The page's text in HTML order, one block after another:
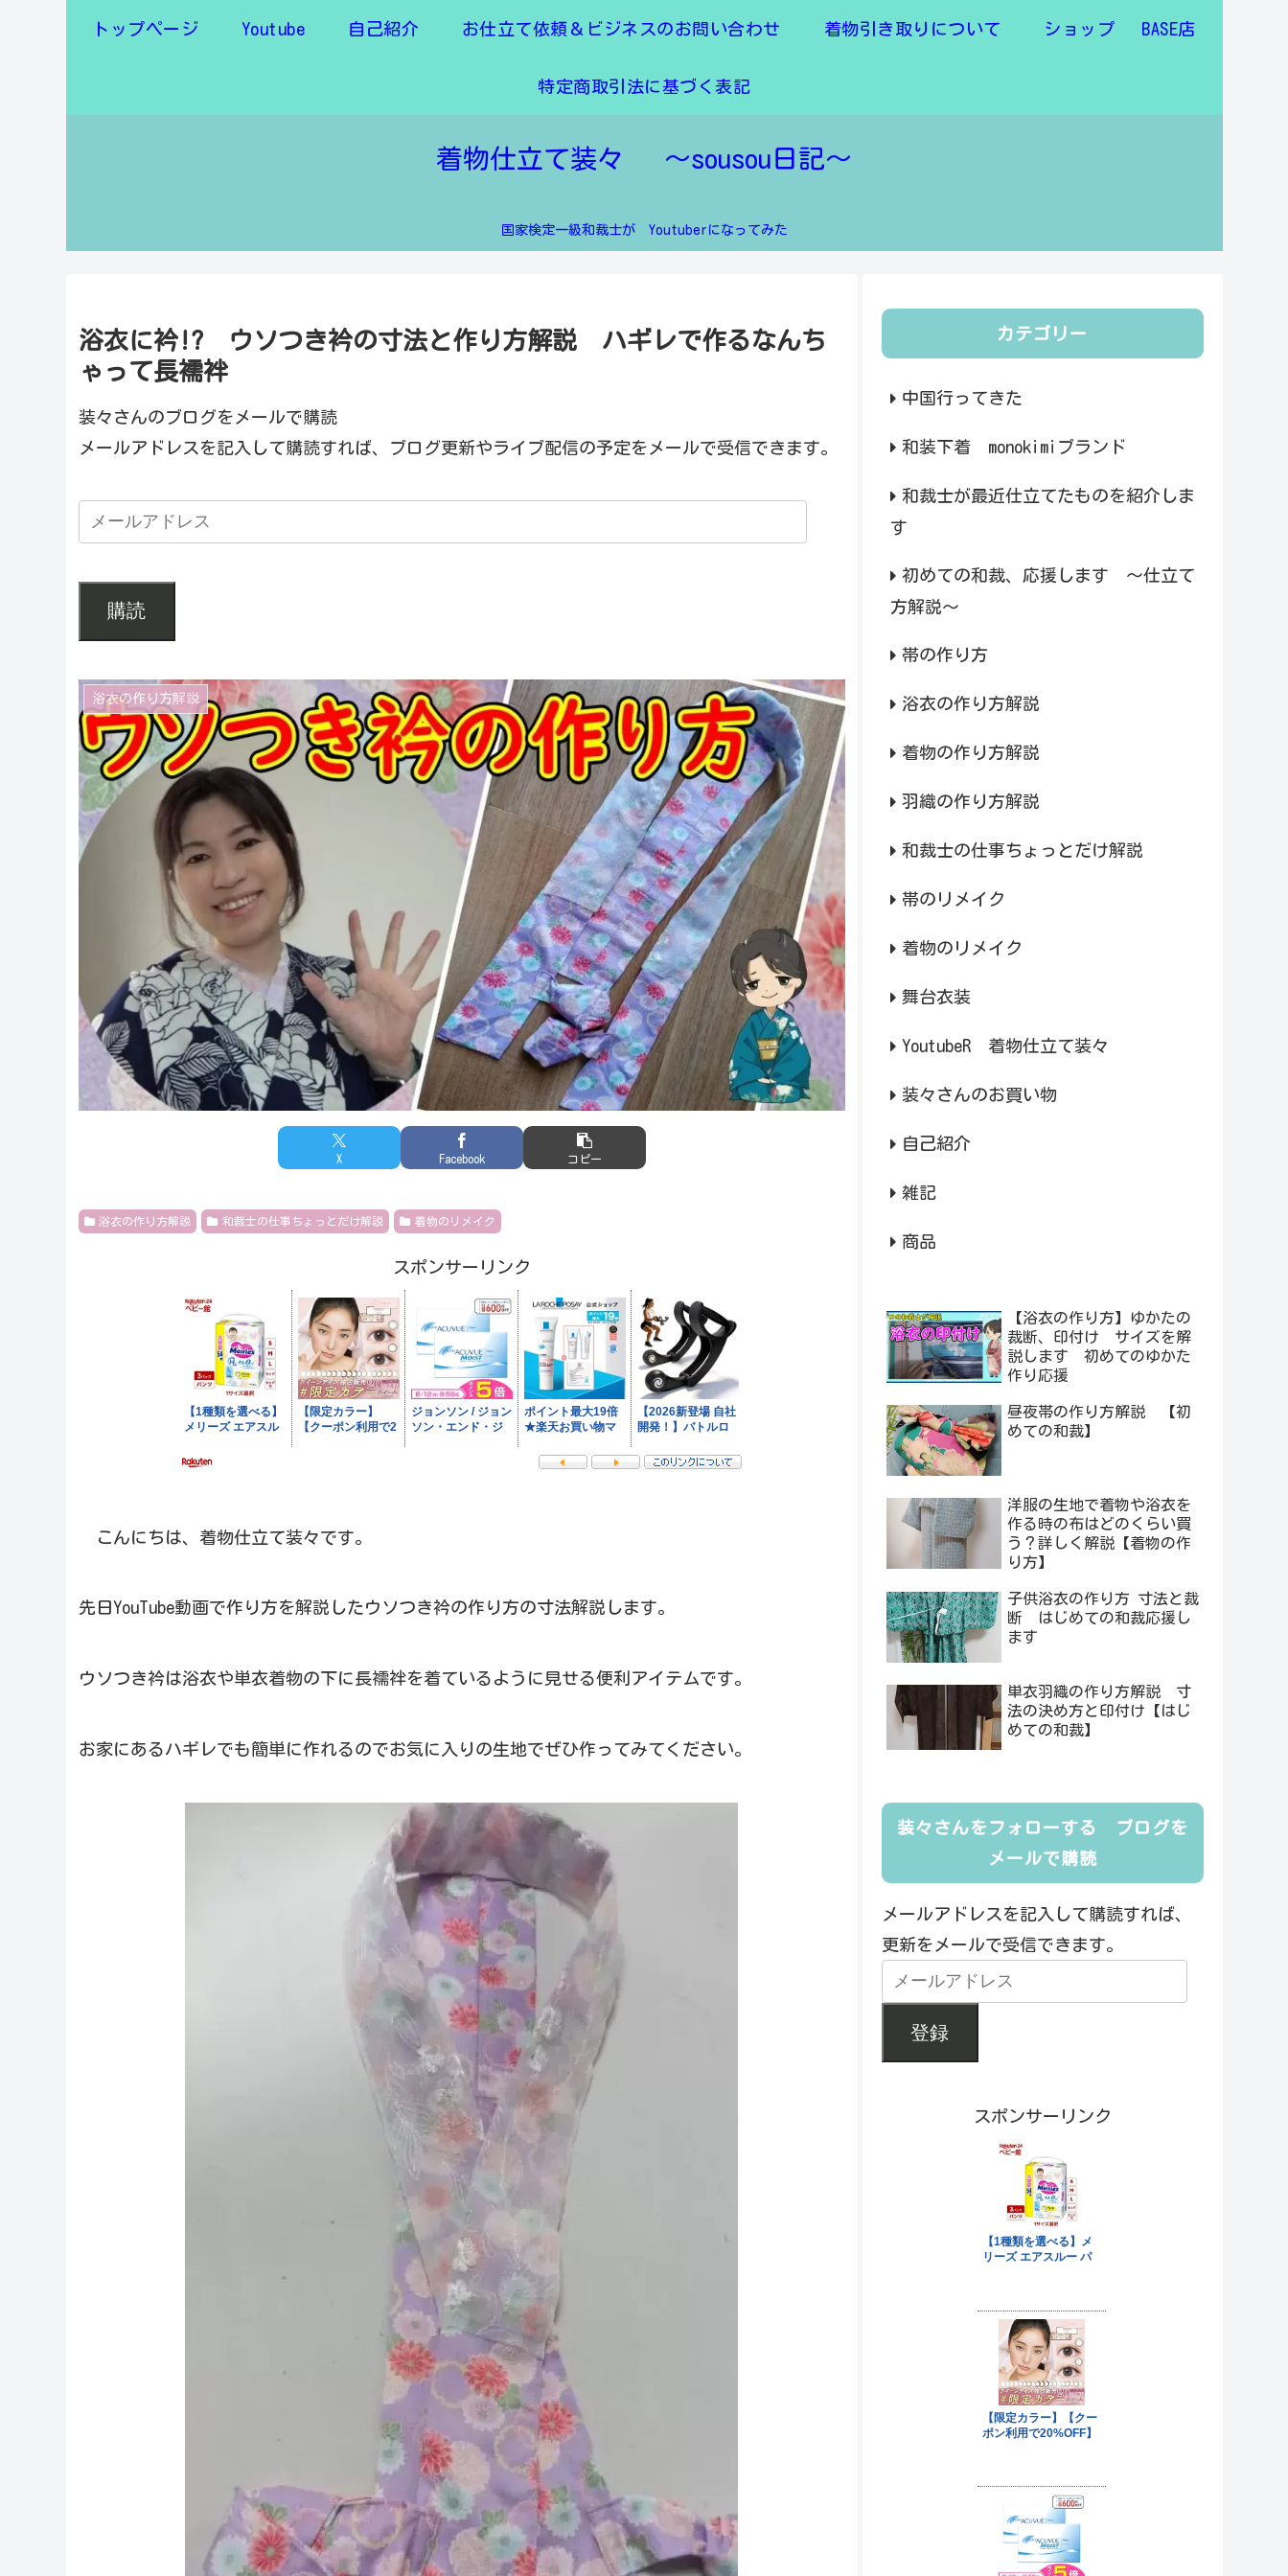
着物仕立て装々 ～sousou日記～
国家検定一級和裁士が Youtuberになってみた
トップページ Youtube 自己紹介 お仕立て依頼＆ビジネスのお問い合わせ 着物引き取りについて ショップ BASE店
特定商取引法に基づく表記
浴衣に衿!? ウソつき衿の寸法と作り方解説 ハギレで作るなんち
ゃって長襦袢
装々さんのブログをメールで購読
メールアドレスを記入して購読すれば、ブログ更新やライブ配信の予定をメールで受信できます。
購読
浴衣の作り方解説
X Facebook コピー
浴衣の作り方解説 和裁士の仕事ちょっとだけ解説 着物のリメイク
スポンサーリンク
こんにちは、着物仕立て装々です。
先日YouTube動画で作り方を解説したウソつき衿の作り方の寸法解説します。
ウソつき衿は浴衣や単衣着物の下に長襦袢を着ているように見せる便利アイテムです。
お家にあるハギレでも簡単に作れるのでお気に入りの生地でぜひ作ってみてください。
カテゴリー
中国行ってきた
和装下着 monokimiブランド
和裁士が最近仕立てたものを紹介しま
す
初めての和裁、応援します ～仕立て
方解説～
帯の作り方
浴衣の作り方解説
着物の作り方解説
羽織の作り方解説
和裁士の仕事ちょっとだけ解説
帯のリメイク
着物のリメイク
舞台衣装
YoutubeR 着物仕立て装々
装々さんのお買い物
自己紹介
雑記
商品
【浴衣の作り方】ゆかたの
裁断、印付け サイズを解
説します 初めてのゆかた
作り応援
昼夜帯の作り方解説 【初
めての和裁】
洋服の生地で着物や浴衣を
作る時の布はどのくらい買
う？詳しく解説【着物の作
り方】
子供浴衣の作り方 寸法と裁
断 はじめての和裁応援し
ます
単衣羽織の作り方解説 寸
法の決め方と印付け【はじ
めての和裁】
装々さんをフォローする ブログを
メールで購読
メールアドレスを記入して購読すれば、
更新をメールで受信できます。
登録
スポンサーリンク